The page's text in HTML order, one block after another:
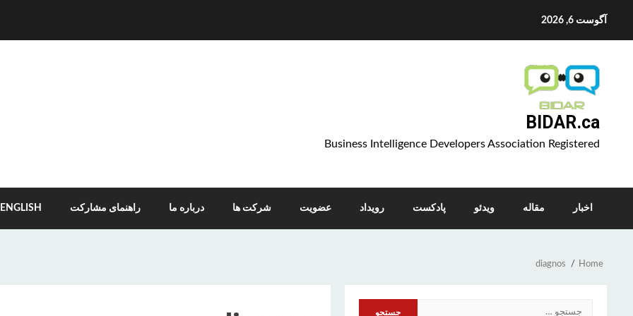
content
آگوست 6, 2026
BIDAR.ca
Business Intelligence Developers Association Registered
اخبار مقاله ویدئو پادکست رویداد عضویت شرکت ها درباره ما راهنمای مشارکت ENGLISH
Home
diagnos